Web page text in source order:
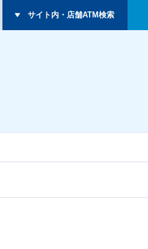
サイト内・店舗ATM検索